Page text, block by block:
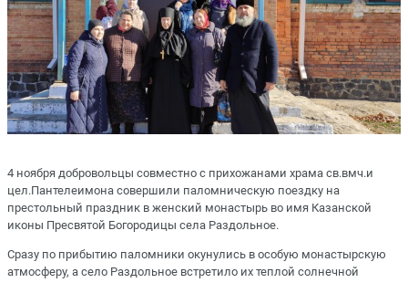
4 ноября добровольцы совместно с прихожанами храма св.вмч.и
цел.Пантелеимона совершили паломническую поездку на
престольный праздник в женский монастырь во имя Казанской
иконы Пресвятой Богородицы села Раздольное.
Сразу по прибытию паломники окунулись в особую монастырскую
атмосферу, а село Раздольное встретило их теплой солнечной